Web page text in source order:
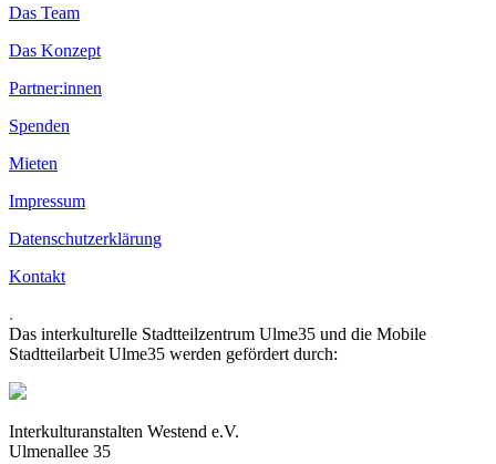
Das Team
Das Konzept
Partner:innen
Spenden
Mieten
Impressum
Datenschutzerklärung
Kontakt
.
Das interkulturelle Stadtteilzentrum Ulme35 und die Mobile
Stadtteilarbeit Ulme35 werden gefördert durch:
Interkulturanstalten Westend e.V.
Ulmenallee 35